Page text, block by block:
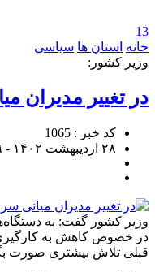
13
خانه استان ها سیاسی
وزیر کشور:
در تغییر مدیران
کد خبر : 1065
۲۸ اردیبهشت ۱۴۰۲ - ۳:۲۹
وزیر کشور گفت: به
در خصوص کاهش به کارگیری
قبلی تلاش بیشتری صورت